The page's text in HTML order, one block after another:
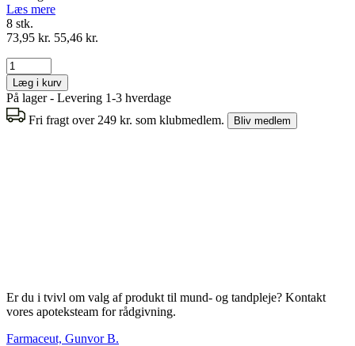
Læs mere
8 stk.
73,95 kr. 55,46 kr.
Læg i kurv
På lager - Levering 1-3 hverdage
Fri fragt over 249 kr. som klubmedlem.
Bliv medlem
Er du i tvivl om valg af produkt til mund- og tandpleje? Kontakt
vores apoteksteam for rådgivning.
Farmaceut, Gunvor B.